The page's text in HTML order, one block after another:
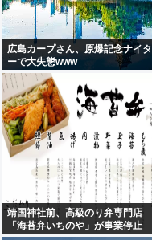
広島カープさん、原爆記念ナイタ
ーで大失態www
靖国神社前、高級のり弁専門店
「海苔弁いちのや」が事業停止